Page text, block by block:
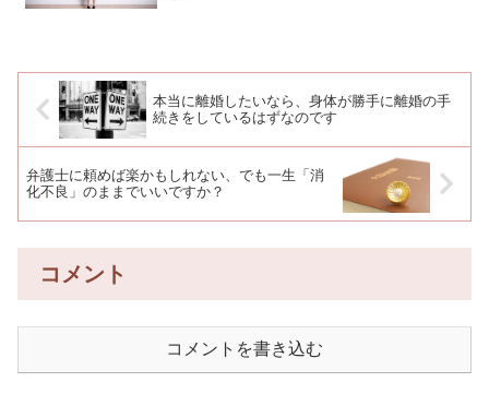
本当に離婚したいなら、身体が勝手に離婚の手
続きをしているはずなのです
弁護士に頼めば楽かもしれない、でも一生「消
化不良」のままでいいですか？
コメント
コメントを書き込む